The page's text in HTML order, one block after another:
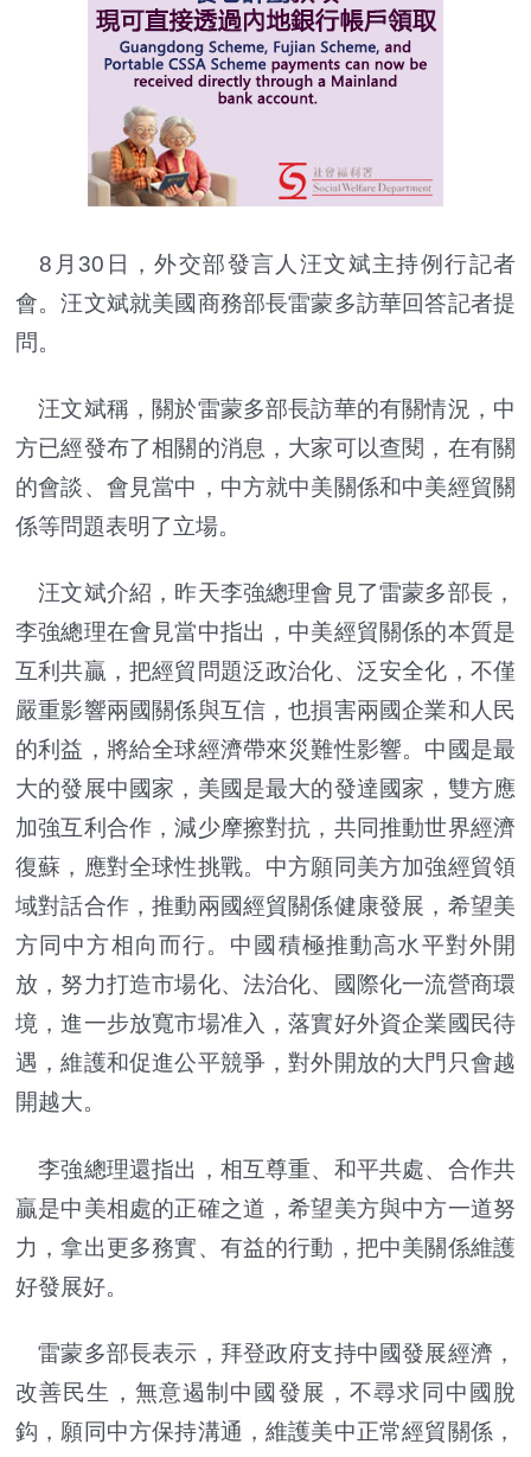
8月30日，外交部發言人汪文斌主持例行記者
會。汪文斌就美國商務部長雷蒙多訪華回答記者提
問。
汪文斌稱，關於雷蒙多部長訪華的有關情況，中
方已經發布了相關的消息，大家可以查閱，在有關
的會談、會見當中，中方就中美關係和中美經貿關
係等問題表明了立場。
汪文斌介紹，昨天李強總理會見了雷蒙多部長，
李強總理在會見當中指出，中美經貿關係的本質是
互利共贏，把經貿問題泛政治化、泛安全化，不僅
嚴重影響兩國關係與互信，也損害兩國企業和人民
的利益，將給全球經濟帶來災難性影響。中國是最
大的發展中國家，美國是最大的發達國家，雙方應
加強互利合作，減少摩擦對抗，共同推動世界經濟
復蘇，應對全球性挑戰。中方願同美方加強經貿領
域對話合作，推動兩國經貿關係健康發展，希望美
方同中方相向而行。中國積極推動高水平對外開
放，努力打造市場化、法治化、國際化一流營商環
境，進一步放寬市場准入，落實好外資企業國民待
遇，維護和促進公平競爭，對外開放的大門只會越
開越大。
李強總理還指出，相互尊重、和平共處、合作共
贏是中美相處的正確之道，希望美方與中方一道努
力，拿出更多務實、有益的行動，把中美關係維護
好發展好。
雷蒙多部長表示，拜登政府支持中國發展經濟，
改善民生，無意遏制中國發展，不尋求同中國脫
鈎，願同中方保持溝通，維護美中正常經貿關係，